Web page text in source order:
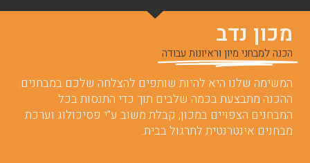
מכון נדב
הכנה למבחני מיון וראיונות עבודה
המשימה שלנו היא להיות שותפים להצלחה שלכם במבחנים.
ההכנה מתבצעת בכמה שלבים תוך כדי התנסות בכל
המבחנים הצפויים במכון, קבלת משוב ע”י פסיכולוג וערכת
מבחנים אינטרנטית לתרגול בבית.